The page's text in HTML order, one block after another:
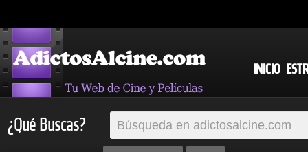
INICIO
¿Qué Buscas?